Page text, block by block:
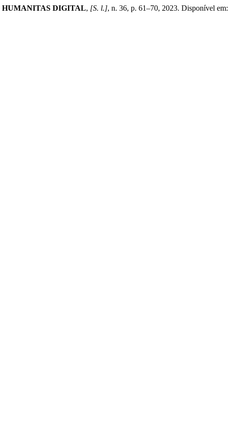
HUMANITAS DIGITAL, [S. l.], n. 36, p. 61–70, 2023. Disponível em: